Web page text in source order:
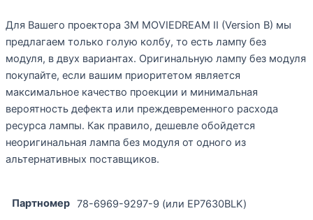
Для Вашего проектора 3M MOVIEDREAM II (Version B) мы
предлагаем только голую колбу, то есть лампу без
модуля, в двух вариантах. Оригинальную лампу без модуля
покупайте, если вашим приоритетом является
максимальное качество проекции и минимальная
вероятность дефекта или преждевременного расхода
ресурса лампы. Как правило, дешевле обойдется
неоригинальная лампа без модуля от одного из
альтернативных поставщиков.
Партномер 78-6969-9297-9 (или EP7630BLK)